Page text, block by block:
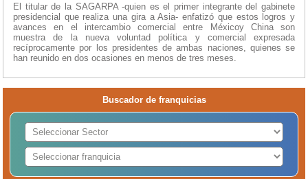
El titular de la SAGARPA -quien es el primer integrante del gabinete
presidencial que realiza una gira a Asia- enfatizó que estos logros y
avances en el intercambio comercial entre Méxicoy China son
muestra de la nueva voluntad política y comercial expresada
recíprocamente por los presidentes de ambas naciones, quienes se
han reunido en dos ocasiones en menos de tres meses.
Buscador de franquicias